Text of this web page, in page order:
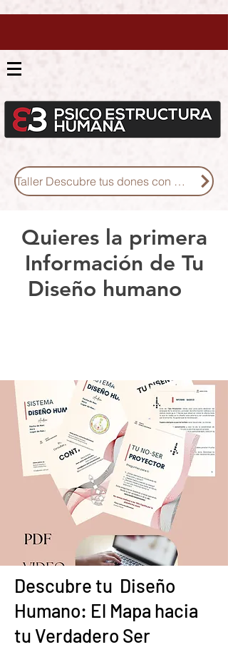
Taller Descubre tus dones con Diseño Humano
Quieres la primera
Información de Tu
Diseño humano
Descubre tu Diseño
Humano: El Mapa hacia
tu Verdadero Ser